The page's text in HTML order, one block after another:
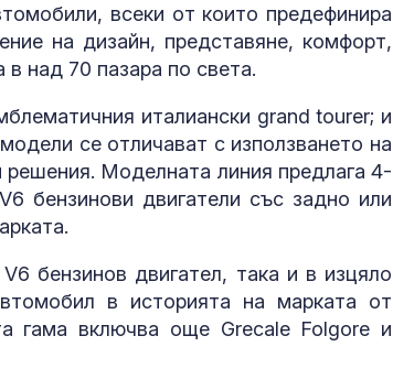
всеки от които предефинира
на дизайн, представяне, комфорт,
в над 70 пазара по света.
италиански grand tourer; и
се отличават с използването на
решения. Моделната линия предлага 4-
бензинови двигатели със задно или
бензинов двигател, така и в изцяло
в историята на марката от
гама включва още Grecale Folgore и